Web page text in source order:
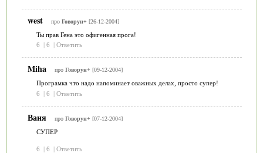
west про Говорун+ [26-12-2004]
Ты прав Гена это офигенная прога!
6
| 6 | Ответить
Miha про Говорун+ [09-12-2004]
Програмка что надо напоминает оважных делах, просто супер!
6
| 6 | Ответить
Ваня про Говорун+ [07-12-2004]
СУПЕР
6 | 6 | Ответить